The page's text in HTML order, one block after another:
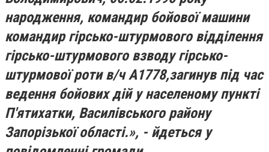
народження, командир бойової машини
командир гірсько-штурмового відділення
гірсько-штурмового взводу гірсько-
штурмової роти в/ч А1778,загинув під час
ведення бойових дій у населеному пункті
П'ятихатки, Василівського району
Запорізької області.», - йдеться у